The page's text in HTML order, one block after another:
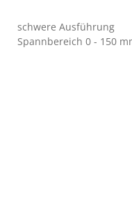
schwere Ausführung
Spannbereich 0 - 150